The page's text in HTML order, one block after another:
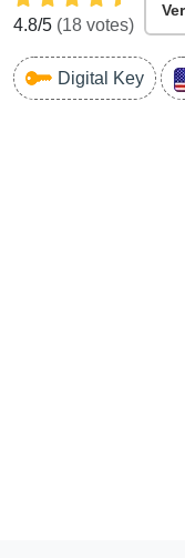
4.8/5 (18 votes)
Digital Key